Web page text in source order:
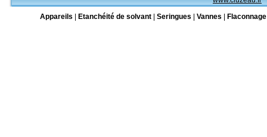
Appareils
Etanchéité de solvant Seringues Vannes Flaconnage